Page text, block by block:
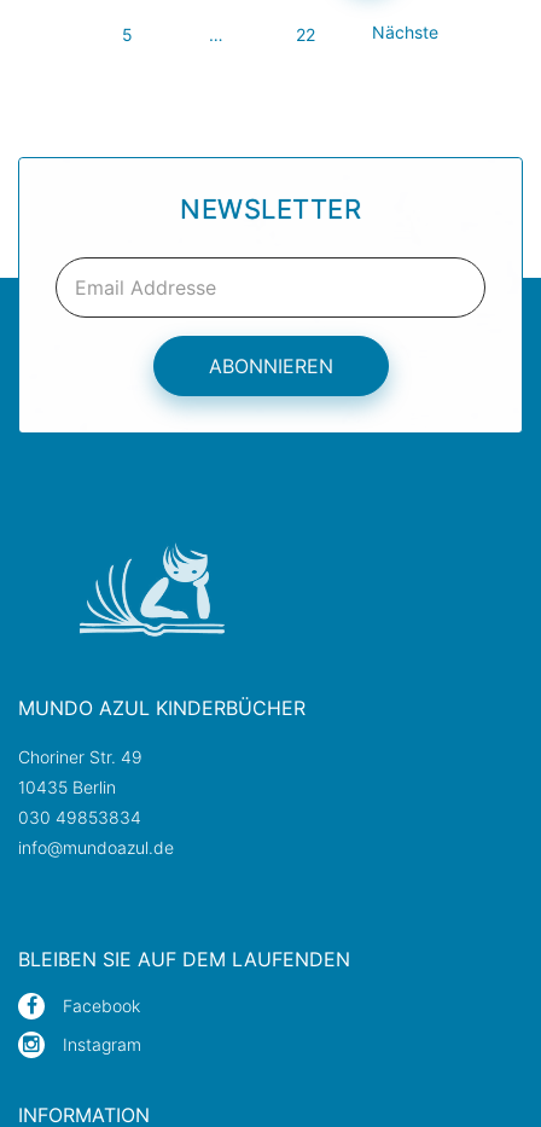
5 … 22 Nächste
NEWSLETTER
ABONNIEREN
MUNDO AZUL KINDERBÜCHER
Choriner Str. 49
10435 Berlin
030 49853834
info@mundoazul.de
BLEIBEN SIE AUF DEM LAUFENDEN
Facebook
Instagram
INFORMATION